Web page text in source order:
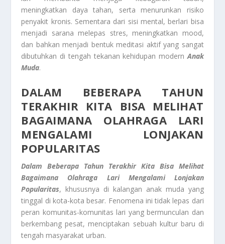
meningkatkan daya tahan, serta menurunkan risiko
penyakit kronis. Sementara dari sisi mental, berlari bisa
menjadi sarana melepas stres, meningkatkan mood,
dan bahkan menjadi bentuk meditasi aktif yang sangat
dibutuhkan di tengah tekanan kehidupan modern Anak
Muda.
DALAM BEBERAPA TAHUN
TERAKHIR KITA BISA MELIHAT
BAGAIMANA OLAHRAGA LARI
MENGALAMI LONJAKAN
POPULARITAS
Dalam Beberapa Tahun Terakhir Kita Bisa Melihat
Bagaimana Olahraga Lari Mengalami Lonjakan
Popularitas, khususnya di kalangan anak muda yang
tinggal di kota-kota besar. Fenomena ini tidak lepas dari
peran komunitas-komunitas lari yang bermunculan dan
berkembang pesat, menciptakan sebuah kultur baru di
tengah masyarakat urban.